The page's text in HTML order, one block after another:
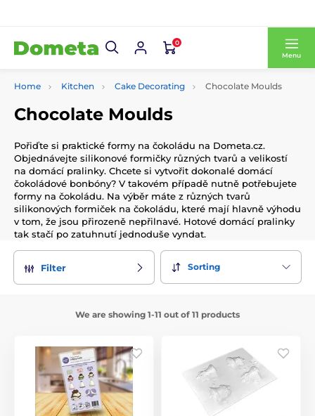
0
Menu
Home Kitchen Cake Decorating Chocolate Moulds
Chocolate Moulds
Pořiďte si praktické formy na čokoládu na Dometa.cz.
Objednávejte silikonové formičky různých tvarů a velikostí
na domácí pralinky. Chcete si vytvořit dokonalé domácí
čokoládové bonbóny? V takovém případě nutně potřebujete
formy na čokoládu. Na výběr máte z různých tvarů
silikonových formiček na čokoládu, které mají hlavně výhodu
v tom, že jsou přirozeně nepřilnavé. Hotové domácí pralinky
tak stačí po zatuhnutí jednoduše vyndat.
Filter Sorting
We are showing 1-11 out of 11 products